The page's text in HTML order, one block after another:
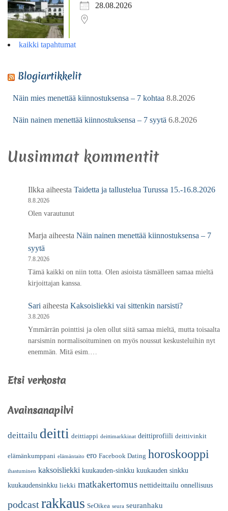
28.08.2026
kaikki tapahtumat
Blogiartikkelit
Näin mies menettää kiinnostuksensa – 7 kohtaa 8.8.2026
Näin nainen menettää kiinnostuksensa – 7 syytä 6.8.2026
Uusimmat kommentit
Ilkka aiheesta Taidetta ja tallustelua Turussa 15.-16.8.2026
8.8.2026
Olen varautunut
Marja aiheesta Näin nainen menettää kiinnostuksensa – 7
syytä
7.8.2026
Tämä kaikki on niin totta. Olen asioista täsmälleen samaa mieltä
kirjoittajan kanssa.
Sari aiheesta Kaksoisliekki vai sittenkin narsisti?
3.8.2026
Ymmärrän pointtisi ja olen ollut siitä samaa mieltä, mutta toisaalta
narsismin normalisoituminen on myös noussut keskusteluihin nyt
enemmän. Mitä esim.…
Etsi verkosta
Avainsanapilvi
deittailu deitti deittiappi deittimarkkinat deittiprofiili deittivinkit
elämänkumppani elämäntaito ero Facebook Dating horoskooppi
ihastuminen kaksoisliekki kuukauden-sinkku kuukauden sinkku
kuukaudensinkku liekki matkakertomus nettideittailu onnellisuus
podcast rakkaus SeOikea seura seuranhaku